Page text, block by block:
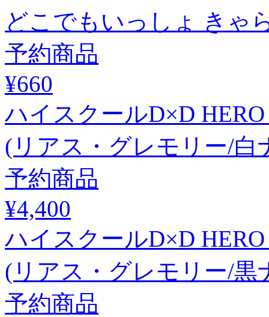
どこでもいっしょ きゃ
予約商品
¥660
ハイスクールD×D
(リアス・グレモリー/白
予約商品
¥4,400
ハイスクールD×D
(リアス・グレモリー/黒
予約商品